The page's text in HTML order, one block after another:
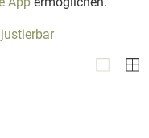
justierbar